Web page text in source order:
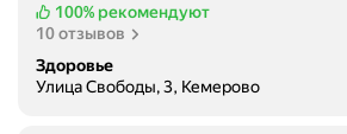
100% рекомендуют
10 отзывов
Здоровье
Улица Свободы, 3, Кемерово